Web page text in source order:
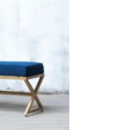
Add to wishlist